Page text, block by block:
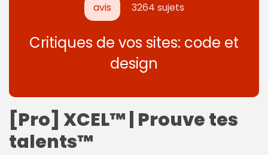
avis 3264 sujets
Critiques de vos sites: code et
design
[Pro] XCEL™ | Prouve tes
talents™